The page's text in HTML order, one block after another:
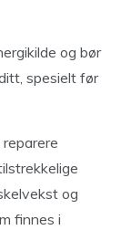
og bør
spesielt før
og
finnes i